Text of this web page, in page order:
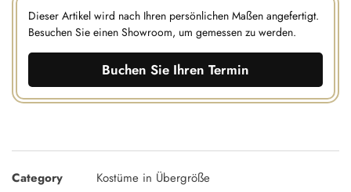
Dieser Artikel wird nach Ihren persönlichen Maßen angefertigt.
Besuchen Sie einen Showroom, um gemessen zu werden.
Buchen Sie Ihren Termin
Category Kostüme in Übergröße